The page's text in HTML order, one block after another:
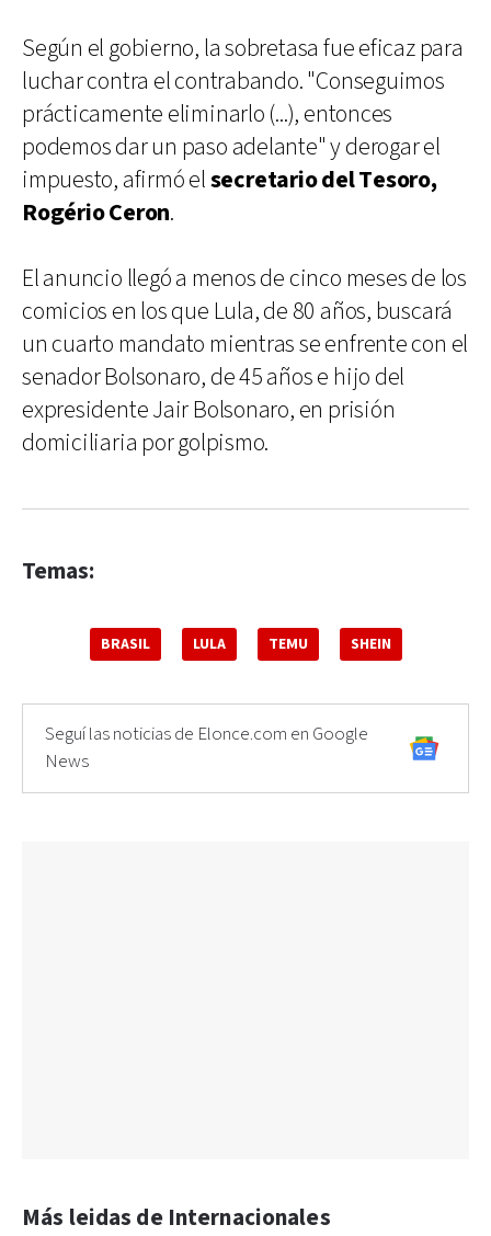
Según el gobierno, la sobretasa fue eficaz para
luchar contra el contrabando. "Conseguimos
prácticamente eliminarlo (...), entonces
podemos dar un paso adelante" y derogar el
impuesto, afirmó elsecretario del Tesoro,
Rogério Ceron.
El anuncio llegó a menos de cinco meses de los
comicios en los que Lula, de 80 años, buscará
un cuarto mandato mientras se enfrente con el
senador Bolsonaro, de 45 años e hijo del
expresidente Jair Bolsonaro, en prisión
domiciliaria por golpismo.
Temas:
BRASIL LULA TEMU SHEIN
Seguí las noticias de Elonce.com en Google
News
Más leidas de Internacionales